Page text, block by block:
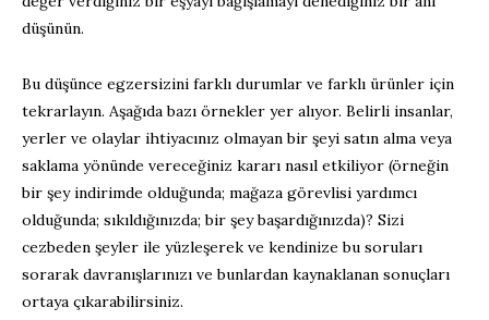
düşünün.
Bu düşünce egzersizini farklı durumlar ve farklı ürünler için
tekrarlayın. Aşağıda bazı örnekler yer alıyor. Belirli insanlar,
yerler ve olaylar ihtiyacınız olmayan bir şeyi satın alma veya
saklama yönünde vereceğiniz kararı nasıl etkiliyor (örneğin
bir şey indirimde olduğunda; mağaza görevlisi yardımcı
olduğunda; sıkıldığınızda; bir şey başardığınızda)? Sizi
cezbeden şeyler ile yüzleşerek ve kendinize bu soruları
sorarak davranışlarınızı ve bunlardan kaynaklanan sonuçları
ortaya çıkarabilirsiniz.